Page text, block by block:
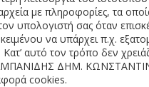
αρχεία με πληροφορίες, τα
υπολογιστή σας όταν
να υπάρχει π.χ.
Κατ’ αυτό τον τρόπο δεν
ΔΗΜ.
cookies.